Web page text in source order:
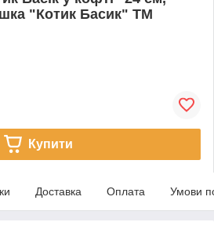
"Котик Басик" ТМ
Купити
Доставка Оплата Умови